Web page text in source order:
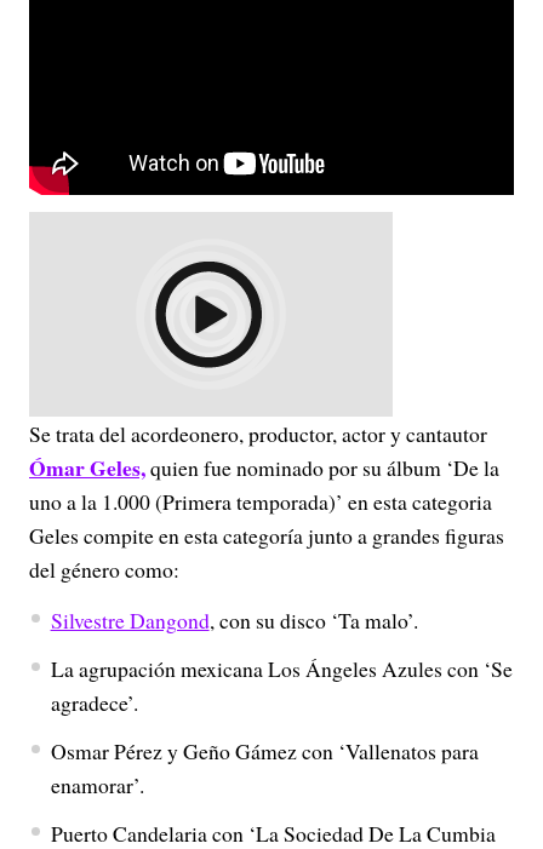
Se trata del acordeonero, productor, actor y cantautor
Ómar Geles,quien fue nominado por su álbum ‘De la
uno a la 1.000 (Primera temporada)’ en esta categoria
Geles compite en esta categoría junto a grandes figuras
del género como:
Silvestre Dangond, con su disco ‘Ta malo’.
La agrupación mexicana Los Ángeles Azules con ‘Se
agradece’.
Osmar Pérez y Geño Gámez con ‘Vallenatos para
enamorar’.
Puerto Candelaria con ‘La Sociedad De La Cumbia